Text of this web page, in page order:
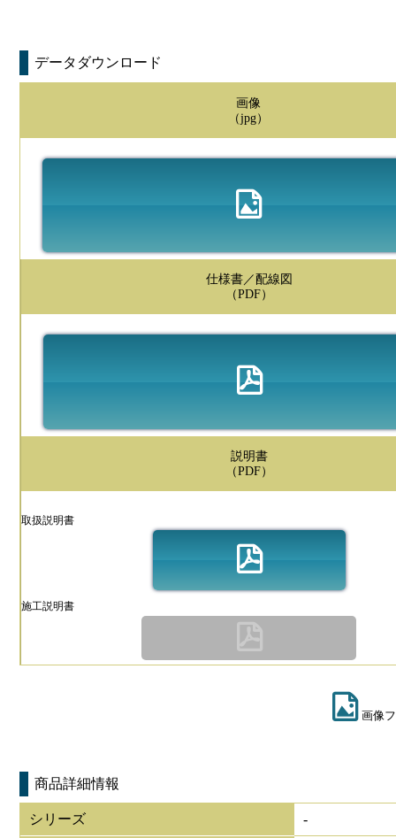
データダウンロード
画像
（jpg）
仕様書／配線図
（PDF）
説明書
（PDF）
取扱説明書
施工説明書
画像
商品詳細情報
シリーズ -